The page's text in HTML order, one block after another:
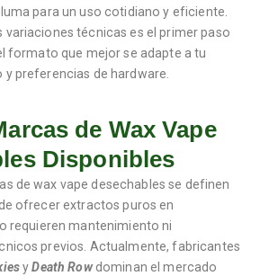
para un uso cotidiano y eficiente.
variaciones técnicas es el primer paso
formato que mejor se adapte a tu
preferencias de hardware.
de Wax Vape
Disponibles
de wax vape desechables se definen
ofrecer extractos puros en
requieren mantenimiento ni
previos. Actualmente, fabricantes
yDeath Rowdominan el mercado